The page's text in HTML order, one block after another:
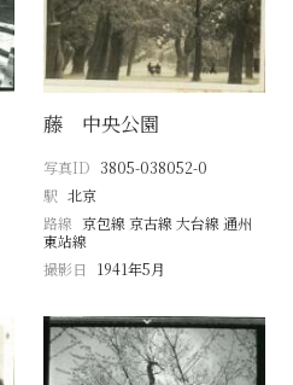
藤 中央公園
写真ID 3805-038052-0
駅 北京
路線 京包線 京古線 大台線 通州
東站線
撮影日
1941年5月